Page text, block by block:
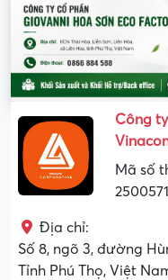
Công
Mã số
Địa chỉ:
Số 8, ngõ 3, đường
Tỉnh Phú Thọ, Việt